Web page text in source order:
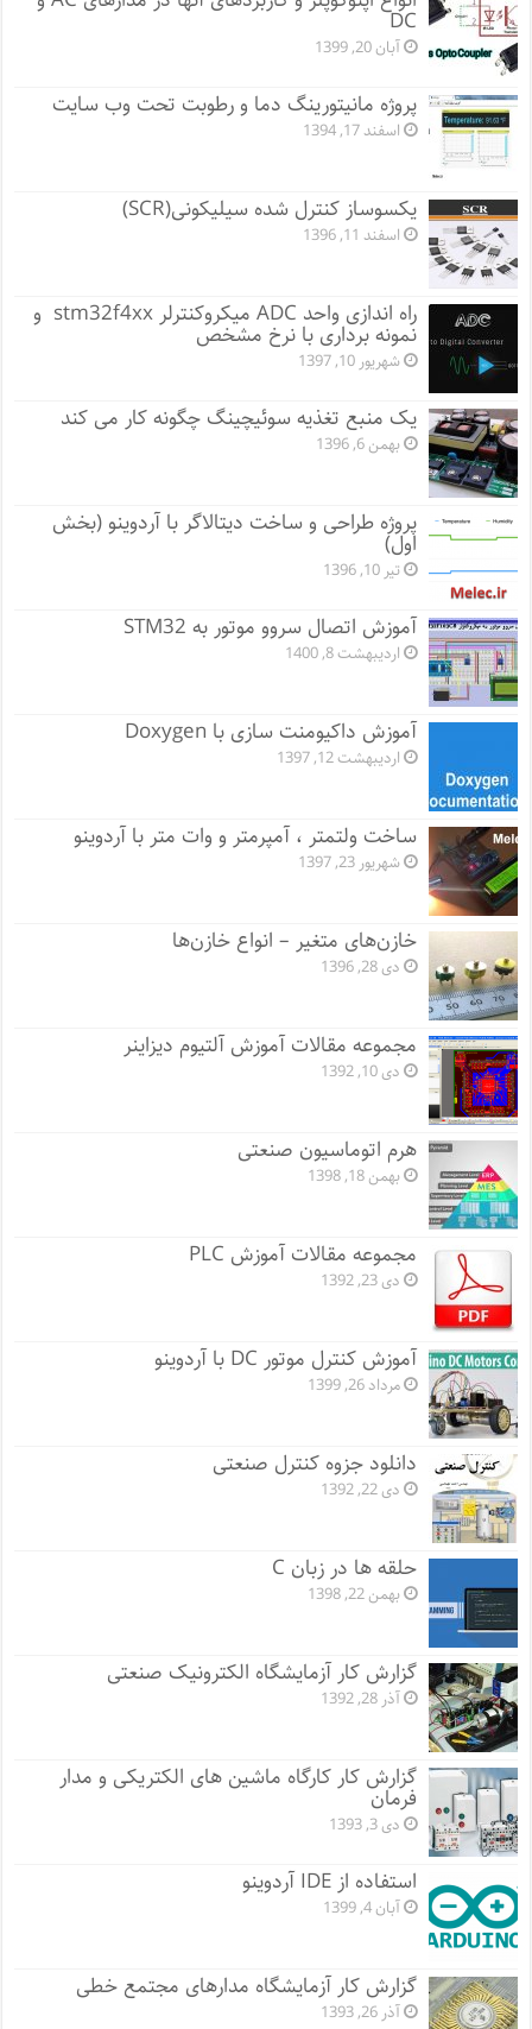
DC
آبان 20, 1399
پروژه مانيتورينگ دما و رطوبت تحت وب سایت
اسفند 17, 1394
یکسوساز کنترل شده سیلیکونی(SCR)
اسفند 11, 1396
راه اندازی واحد ADC میکروکنترلر stm32f4xx و
نمونه برداری با نرخ مشخص
شهریور 10, 1397
یک منبع تغذیه سوئیچینگ چگونه کار می کند
بهمن 6, 1396
پروژه طراحی و ساخت دیتالاگر با آردوینو (بخش
اول)
تیر 10, 1396
آموزش اتصال سروو موتور به STM32
اردیبهشت 8, 1400
آموزش داکیومنت سازی با Doxygen
اردیبهشت 12, 1397
ساخت ولتمتر ، آمپرمتر و وات متر با آردوینو
شهریور 23, 1397
خازن‌های متغیر – انواع خازن‌ها
دی 28, 1396
مجموعه مقالات آموزش آلتیوم دیزاینر
دی 10, 1392
هرم اتوماسیون صنعتی
بهمن 18, 1398
مجموعه مقالات آموزش PLC
دی 23, 1392
آموزش کنترل موتور DC با آردوینو
مرداد 26, 1399
دانلود جزوه کنترل صنعتی
دی 22, 1392
حلقه ها در زبان C
بهمن 22, 1398
گزارش کار آزمایشگاه الکترونیک صنعتی
آذر 28, 1392
گزارش کار کارگاه ماشین های الکتریکی و مدار
فرمان
دی 3, 1393
استفاده از IDE آردوینو
آبان 4, 1399
گزارش کار آزمایشگاه مدارهای مجتمع خطی
آذر 26, 1393